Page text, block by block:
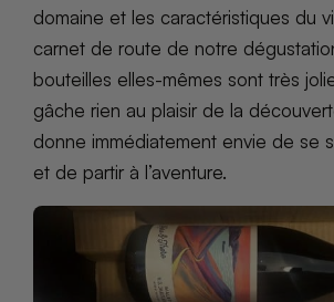
domaine et les caractéristiques du
carnet de route de notre
bouteilles elles-mêmes sont très
gâche rien au plaisir de la
donne immédiatement envie de se
et de partir à l’aventure.